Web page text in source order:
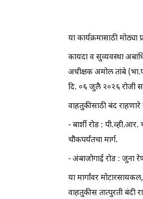
या कार्यक्रमासाठी
कायदा व सुव्यवस्था
अधीक्षक अमोल तांबे
दि. ०६ जुलै २०२६ रोजी
वाहतुकीसाठी बंद राहणारे
- बार्शी रोड :
चौकपर्यंतचा मार्ग.
- अंबाजोगाई रोड : जुना
या मार्गांवर
वाहतुकीस तात्पुरती बंदी